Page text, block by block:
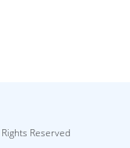
Reserved